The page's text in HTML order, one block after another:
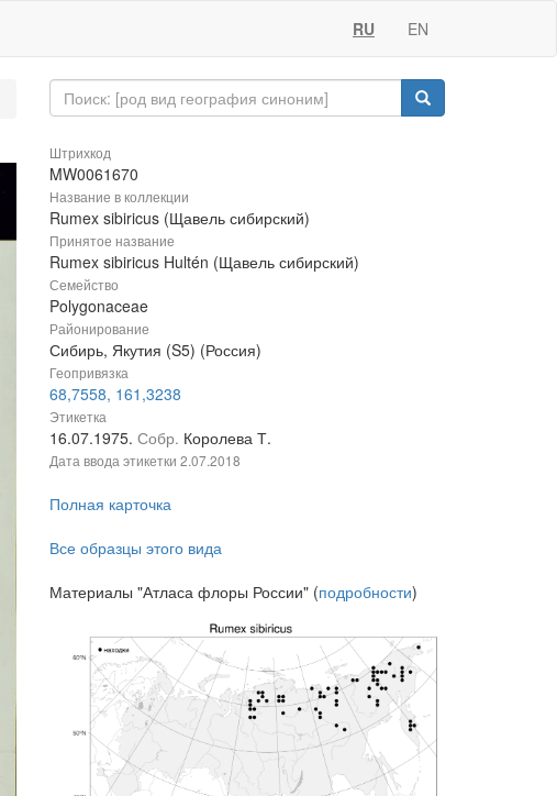
RU EN
Штрихкод
MW0061670
Название в коллекции
Rumex sibiricus (Щавель сибирский)
Принятое название
Rumex sibiricus Hultén (Щавель сибирский)
Семейство
Polygonaceae
Районирование
Сибирь, Якутия (S5) (Россия)
Геопривязка
68,7558, 161,3238
Этикетка
16.07.1975. Собр. Королева Т.
Дата ввода этикетки 2.07.2018
Полная карточка
Все образцы этого вида
Материалы "Атласа флоры России" (подробности)